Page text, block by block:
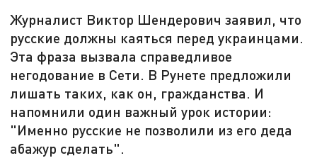
Журналист Виктор Шендерович заявил, что
русские должны каяться перед украинцами.
Эта фраза вызвала справедливое
негодование в Сети. В Рунете предложили
лишать таких, как он, гражданства. И
напомнили один важный урок истории:
"Именно русские не позволили из его деда
абажур сделать".